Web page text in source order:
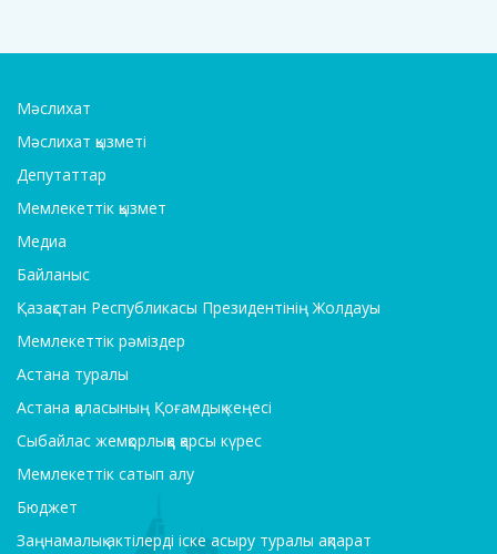
Мәслихат
Мәслихат қызметі
Депутаттар
Мемлекеттік қызмет
Медиа
Байланыс
Қазақстан Республикасы Президентінің Жолдауы
Мемлекеттік рәміздер
Астана туралы
Астана қаласының Қоғамдық кеңесі
Сыбайлас жемқорлыққа қарсы күрес
Мемлекеттік сатып алу
Бюджет
Заңнамалық актілерді іске асыру туралы ақпарат